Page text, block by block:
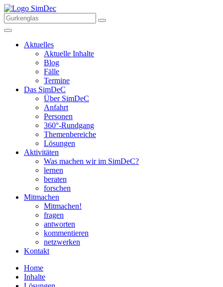
Aktuelles
Aktuelle Inhalte
Blog
Fälle
Termine
Das SimDeC
Über SimDeC
Anfahrt
Personen
360°-Rundgang
Themenbereiche
Lösungen
Aktivitäten
Was machen wir im SimDeC?
lernen
beraten
forschen
Mitmachen
Mitmachen!
fragen
antworten
kommentieren
netzwerken
Kontakt
Home
Inhalte